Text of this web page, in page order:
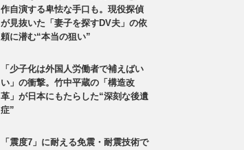
作自演する卑怯な手口も。現役探偵
が見抜いた「妻子を探すDV夫」の依
頼に潜む“本当の狙い”
「少子化は外国人労働者で補えばい
い」の衝撃。竹中平蔵の「構造改
革」が日本にもたらした“深刻な後遺
症”
「震度7」に耐える免震・耐震技術で